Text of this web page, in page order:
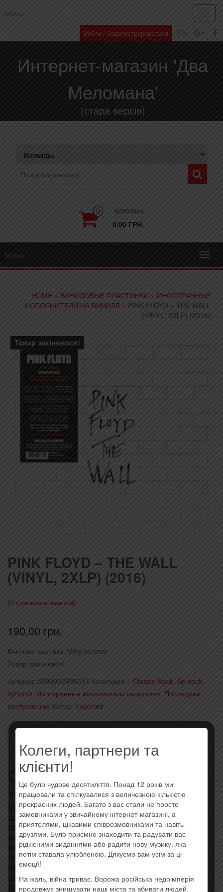
Меню
Войти / Зарегистрироваться
Интернет-магазин 'Два
Меломана'
(стара версія)
0 КОРЗИНА
0,00 ГРН.
Меню
HOME » ВИНИЛОВЫЕ ПЛАСТИНКИ » ИНОСТРАННЫЕ
ИСПОЛНИТЕЛИ НА ВИНИЛЕ » PINK FLOYD – THE WALL
(VINYL, 2XLP) (2016)
Товар закінчився!
PINK FLOYD – THE WALL
(VINYL, 2XLP) (2016)
(0 отзывов клиентов)
190,00 грн.
Вінілова платівка (Vinyl record)
Товар закінчився!
Артикул: 5099902988313 Категории: - Classic Rock, Art-rock,
sympho, Иностранные исполнители на виниле Последние
поступления Метка: Imported
Описание
Усі товари: Pink Floyd
A1 In The Flesh?
A2 The Thin Ice
A3 Another Brick In The Wall Part 1
A4 The Happiest Days Of Our Lives
A5 Another Brick In The Wall Part 2
A6 Mother
B1 Goodbye Blue Sky
B2 Empty Spaces
B3 Young Lust
Колеги, партнери та
клієнти!
Це було чудове десятиліття. Понад 12 років ми
працювали та спілкувалися з величезною кількістю
прекрасних людей. Багато з вас стали не просто
замовниками у звичайному інтернет-магазині, а
приятелями, цікавими співрозмовниками та навіть
друзями. Було приємно знаходити та радувати вас
рідкісними виданнями або радити нову музику, яка
потім ставала улюбленою. Дякуємо вам усім за ці
емоції!
На жаль, війна триває. Ворожа російська недоімперія
продовжує знищувати наші міста та вбивати людей.